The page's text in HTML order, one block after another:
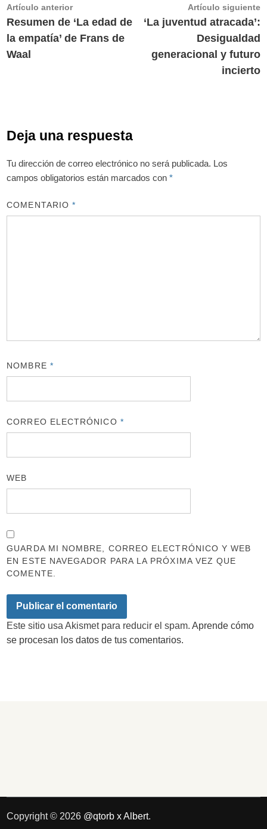
Navegación
de
entradas
Artículo anteriorArtículo
anterior:
Resumen de ‘La edad de
la empatía’ de Frans de
Waal
Artículo siguiente
‘La juventud atracada’:
Desigualdad
generacional y futuro
incierto
Deja una respuesta
Tu dirección de correo electrónico no será publicada. Los
campos obligatorios están marcados con*
COMENTARIO*
NOMBRE *
CORREO ELECTRÓNICO *
WEB
GUARDA MI NOMBRE, CORREO ELECTRÓNICO Y WEB
EN ESTE NAVEGADOR PARA LA PRÓXIMA VEZ QUE
COMENTE.
Este sitio usa Akismet para reducir el spam.Aprende cómo
se procesan los datos de tus comentarios.
Copyright © 2026 @qtorb x Albert.